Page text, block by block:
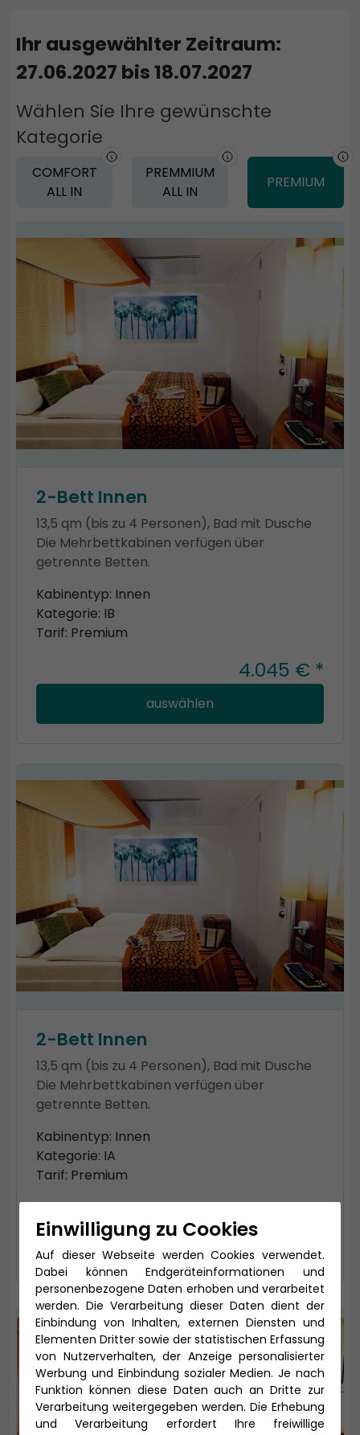
Ihr ausgewählter Zeitraum:
27.06.2027 bis 18.07.2027
Wählen Sie Ihre gewünschte
Kategorie
COMFORT
ALL IN
PREMMIUM
ALL IN
PREMIUM
2-Bett Innen
13,5 qm (bis zu 4 Personen), Bad mit Dusche
Die Mehrbettkabinen verfügen über
getrennte Betten.
Kabinentyp: Innen
Kategorie: IB
Tarif: Premium
4.045 € *
auswählen
2-Bett Innen
13,5 qm (bis zu 4 Personen), Bad mit Dusche
Die Mehrbettkabinen verfügen über
getrennte Betten.
Kabinentyp: Innen
Kategorie: IA
Tarif: Premium
auswählen
Einwilligung zu Cookies
Auf dieser Webseite werden Cookies verwendet.
Dabei können Endgeräteinformationen und
personenbezogene Daten erhoben und verarbeitet
werden. Die Verarbeitung dieser Daten dient der
Einbindung von Inhalten, externen Diensten und
Elementen Dritter sowie der statistischen Erfassung
von Nutzerverhalten, der Anzeige personalisierter
Werbung und Einbindung sozialer Medien. Je nach
Funktion können diese Daten auch an Dritte zur
Verarbeitung weitergegeben werden. Die Erhebung
und Verarbeitung erfordert Ihre freiwillige